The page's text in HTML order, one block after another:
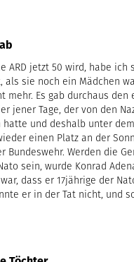
ARD jetzt 50 wird, habe ich
als sie noch ein Mädchen
mehr. Es gab durchaus den
jener Tage, der von den
und deshalb unter
einen Platz an der
Bundeswehr. Werden die
sein, wurde Konrad
dass er 17jährige der
er in der Tat nicht, und